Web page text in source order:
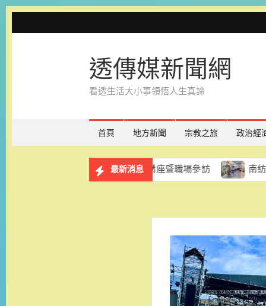
to
透傳媒新聞網
看透生活大小事領悟人生真諦
首頁 地方新聞 宗教之旅 政治經
最新消息
務計畫 8月29日辦理講座暨職場參訪 南紡購物中心